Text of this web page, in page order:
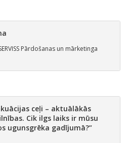
Pārdošanas un mārketinga
ceļi – aktuālākās
Cik ilgs laiks ir mūsu
ugunsgrēka gadījumā?”